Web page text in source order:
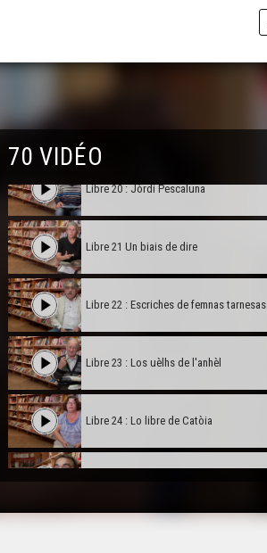
70 VIDÉO
Libre 17 : Lo lop, lo diable e l'avesque
Libre 19 : Del cròs a l'araire
Libre 20 : Jòrdi Pescaluna
Libre 21 Un biais de dire
Libre 22 : Escriches de femnas tarnesas
Libre 23 : Los uèlhs de l'anhèl
Libre 24 : Lo libre de Catòia